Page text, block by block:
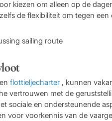
kiezen om alleen op de
de flexibiliteit om tegen
flottieljecharter , kunnen
vertrouwen met de
sociale en ondersteunende
voor voorkennis van de